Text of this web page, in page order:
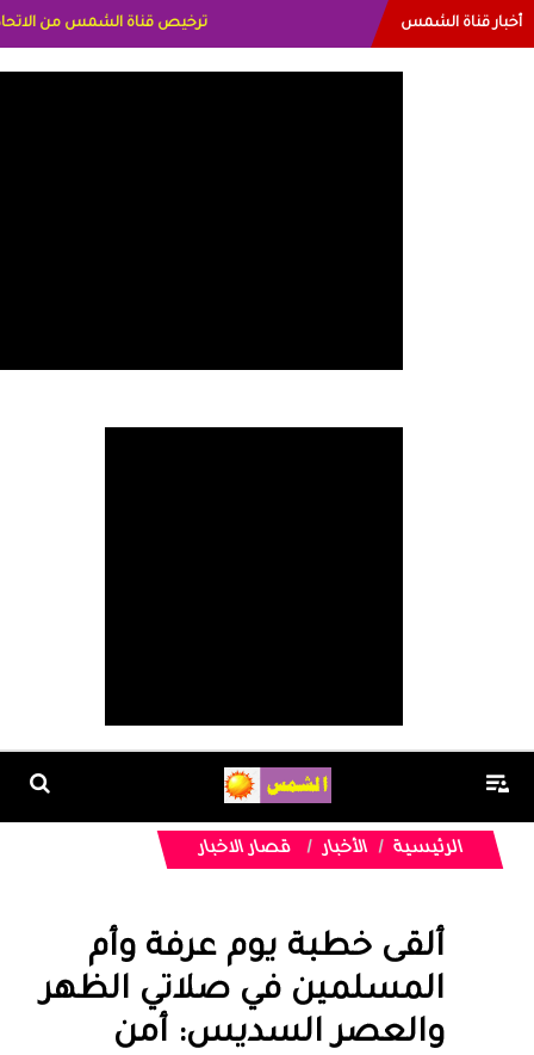
أخبار قناة الشمس
الرئيسية الأخبار قصار الاخبار
ألقى خطبة يوم عرفة وأم
المسلمين في صلاتي الظهر
والعصر السديس: أمن